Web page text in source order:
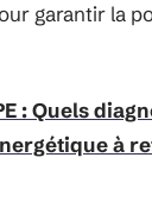
garantir la
: Quels
à